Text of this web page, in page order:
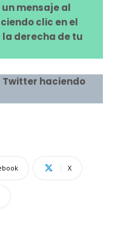
mensaje al
clic en el
derecha de tu
Twitter haciendo
X